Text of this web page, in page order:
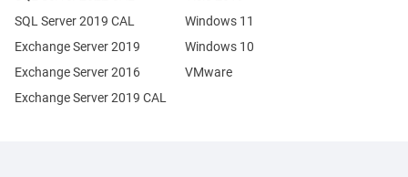
Exchange Server 2019
Exchange Server 2016
SQL Server 2019 CAL
Exchange Server 2019 CAL
Windows 11
Windows 10
VMware